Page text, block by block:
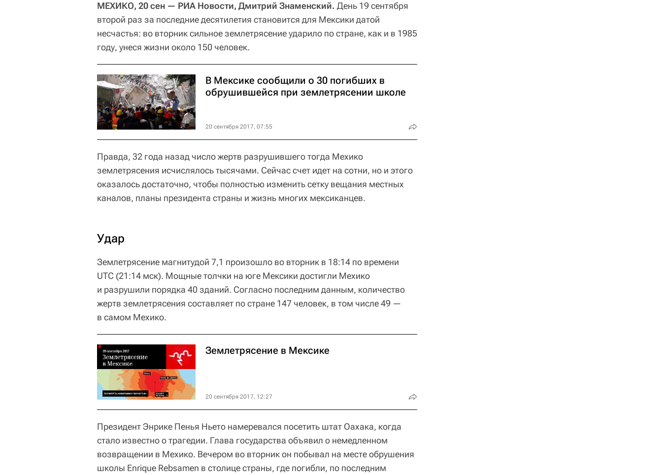
МЕХИКО, 20 сен — РИА Новости, Дмитрий Знаменский. День 19 сентября
второй раз за последние десятилетия становится для Мексики датой
несчастья: во вторник сильное землетрясение ударило по стране, как и в 1985
году, унеся жизни около 150 человек.
В Мексике сообщили о 30 погибших в
обрушившейся при землетрясении школе
20 сентября 2017, 07:55
Правда, 32 года назад число жертв разрушившего тогда Мехико
землетрясения исчислялось тысячами. Сейчас счет идет на сотни, но и этого
оказалось достаточно, чтобы полностью изменить сетку вещания местных
каналов, планы президента страны и жизнь многих мексиканцев.
Удар
Землетрясение магнитудой 7,1 произошло во вторник в 18:14 по времени
UTC (21:14 мск). Мощные толчки на юге Мексики достигли Мехико
и разрушили порядка 40 зданий. Согласно последним данным, количество
жертв землетрясения составляет по стране 147 человек, в том числе 49 —
в самом Мехико.
Землетрясение в Мексике
20 сентября 2017, 12:27
Президент Энрике Пенья Ньето намеревался посетить штат Оахака, когда
стало известно о трагедии. Глава государства объявил о немедленном
возвращении в Мехико. Вечером во вторник он побывал на месте обрушения
школы Enrique Rebsamen в столице страны, где погибли, по последним